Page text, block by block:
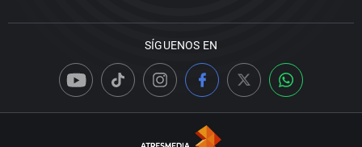
SÍGUENOS EN